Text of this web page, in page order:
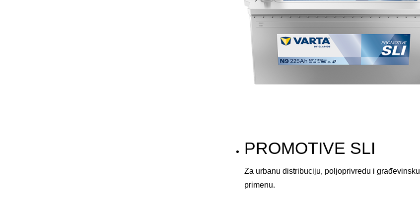
PROMOTIVE SLI
Za urbanu distribuciju, poljoprivredu i građevinsku
primenu.